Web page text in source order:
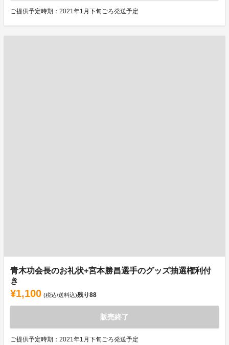
ご提供予定時期：2021年1月下旬ごろ発送予定
青木功会長のお礼状+宮本勝昌選手のグッズ抽選権利付
き
¥1,100 (税込/送料込)残り88
販売終了
ご提供予定時期：2021年1月下旬ごろ発送予定